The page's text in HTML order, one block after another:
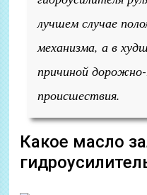
лучшем случае
механизма, а в
причиной
происшествия.
Какое масло